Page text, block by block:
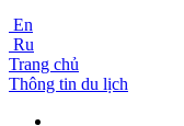
En
Ru
Trang chủ
Thông tin du lịch